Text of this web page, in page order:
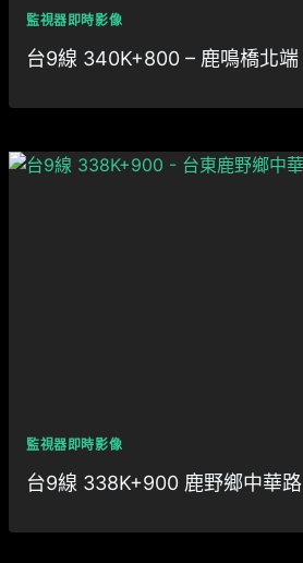
監視器即時影像
台9線 340K+800 – 鹿鳴橋北端
監視器即時影像
台9線 338K+900 鹿野鄉中華路